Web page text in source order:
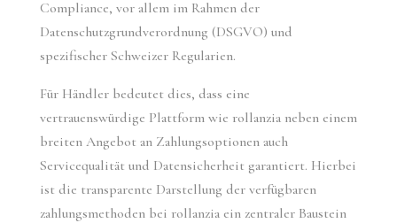
Compliance, vor allem im Rahmen der
Datenschutzgrundverordnung (DSGVO) und
spezifischer Schweizer Regularien.
Für Händler bedeutet dies, dass eine
vertrauenswürdige Plattform wie rollanzia neben einem
breiten Angebot an Zahlungsoptionen auch
Servicequalität und Datensicherheit garantiert. Hierbei
ist die transparente Darstellung der verfügbaren
zahlungsmethoden bei rollanzia ein zentraler Baustein